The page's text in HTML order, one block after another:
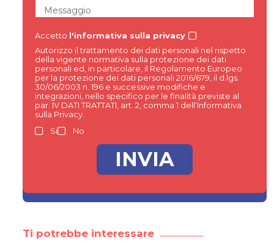
Messaggio
Accetto l'informativa sulla privacy
Autorizzo il trattamento dei dati personali nel rispetto
della vigente normativa sulla protezione dei dati
personali ed, in particolare, il Regolamento Europeo
per la protezione dei dati personali 2016/679, il d.lgs.
30/06/2003 n. 196 e successive modifiche e
integrazioni, nello specifico per le finalità previste al
par. IV DATI TRATTATI, art. 2, comma 1 dell’Informativa
sulla Privacy.
Si
No
Ti potrebbe interessare